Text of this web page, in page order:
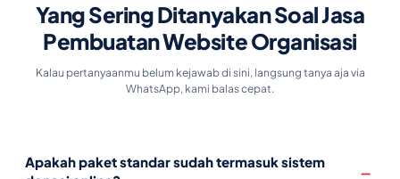
Yang Sering Ditanyakan Soal Jasa
Pembuatan Website Organisasi
Kalau pertanyaanmu belum kejawab di sini, langsung tanya aja via
WhatsApp, kami balas cepat.
Apakah paket standar sudah termasuk sistem